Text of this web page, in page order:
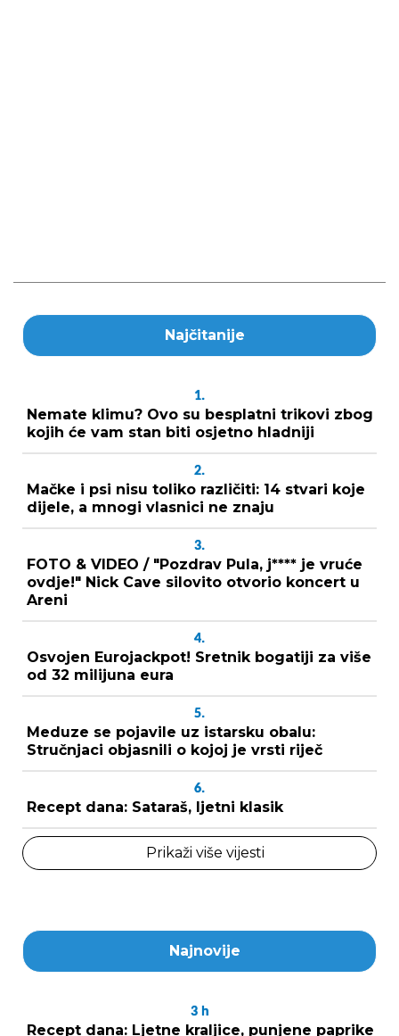
Najčitanije
1.
Nemate klimu? Ovo su besplatni trikovi zbog
kojih će vam stan biti osjetno hladniji
2.
Mačke i psi nisu toliko različiti: 14 stvari koje
dijele, a mnogi vlasnici ne znaju
3.
FOTO & VIDEO / "Pozdrav Pula, j**** je vruće
ovdje!" Nick Cave silovito otvorio koncert u
Areni
4.
Osvojen Eurojackpot! Sretnik bogatiji za više
od 32 milijuna eura
5.
Meduze se pojavile uz istarsku obalu:
Stručnjaci objasnili o kojoj je vrsti riječ
6.
Recept dana: Sataraš, ljetni klasik
Prikaži više vijesti
Najnovije
3 h
Recept dana: Ljetne kraljice, punjene paprike